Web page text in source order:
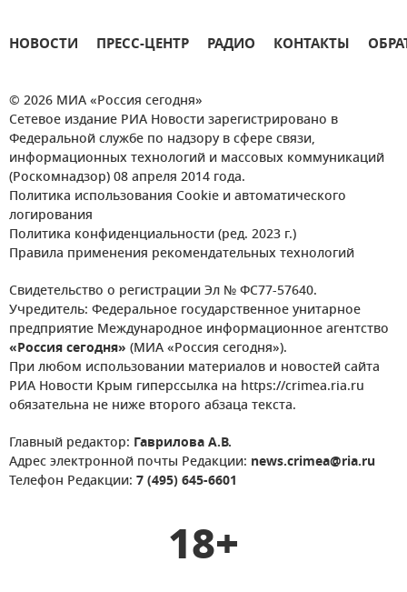
НОВОСТИ ПРЕСС-ЦЕНТР РАДИО КОНТАКТЫ
© 2026 МИА «Россия сегодня»
Сетевое издание РИА Новости зарегистрировано в
Федеральной службе по надзору в сфере связи,
информационных технологий и массовых коммуникаций
(Роскомнадзор) 08 апреля 2014 года.
Политика использования Cookie и автоматического
логирования
Политика конфиденциальности (ред. 2023 г.)
Правила применения рекомендательных технологий
Свидетельство о регистрации Эл № ФС77-57640.
Учредитель: Федеральное государственное унитарное
предприятие Международное информационное агентство
«Россия сегодня» (МИА «Россия сегодня»).
При любом использовании материалов и новостей сайта
РИА Новости Крым гиперссылка на https://crimea.ria.ru
обязательна не ниже второго абзаца текста.
Главный редактор: Гаврилова А.В.
Адрес электронной почты Редакции: news.crimea@ria.ru
Телефон Редакции: 7 (495) 645-6601
18+